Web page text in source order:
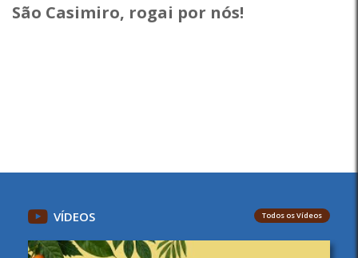
São Casimiro, rogai por nós!
VÍDEOS Todos os Vídeos